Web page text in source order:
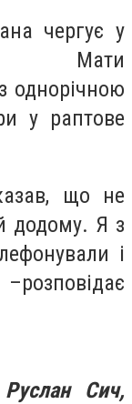
чергує у
Мати
однорічною
у раптове
що не
додому. Я з
і
Сич,